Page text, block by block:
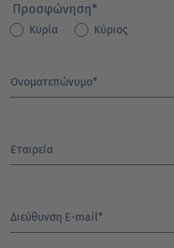
Προσφώνηση*
Κυρία Κύριος
Ονοματεπώνυμο*
Εταιρεία
Διεύθυνση E-mail*